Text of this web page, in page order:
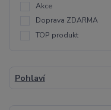
Akce
Doprava ZDARMA
TOP produkt
Pohlaví